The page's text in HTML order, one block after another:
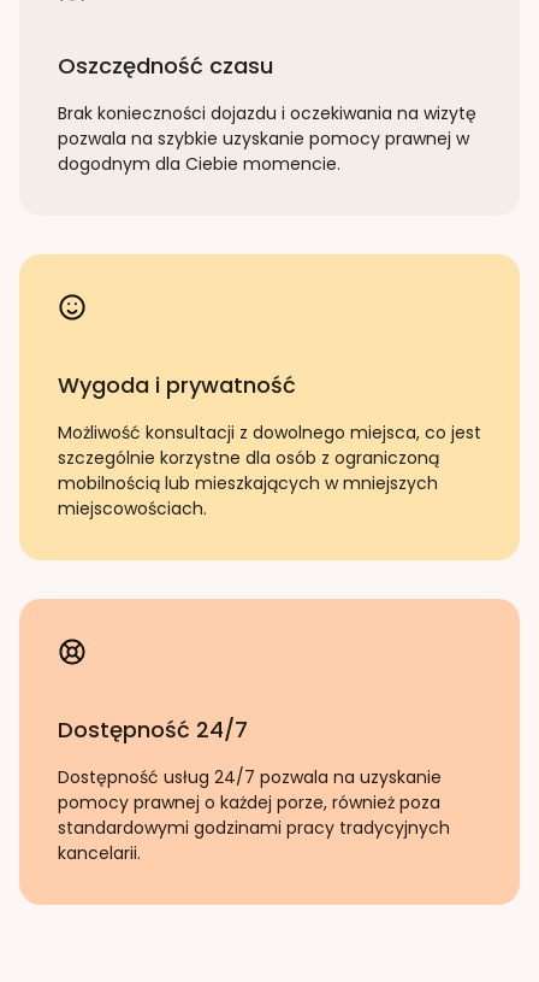
Oszczędność czasu
Brak konieczności dojazdu i oczekiwania na wizytę
pozwala na szybkie uzyskanie pomocy prawnej w
dogodnym dla Ciebie momencie.
Wygoda i prywatność
Możliwość konsultacji z dowolnego miejsca, co jest
szczególnie korzystne dla osób z ograniczoną
mobilnością lub mieszkających w mniejszych
miejscowościach.
Dostępność 24/7
Dostępność usług 24/7 pozwala na uzyskanie
pomocy prawnej o każdej porze, również poza
standardowymi godzinami pracy tradycyjnych
kancelarii.